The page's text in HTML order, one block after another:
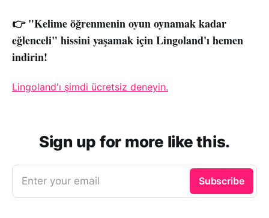
👉 "Kelime öğrenmenin oyun oynamak kadar
eğlenceli" hissini yaşamak için Lingoland'ı hemen
indirin!
Lingoland'ı şimdi ücretsiz deneyin.
Sign up for more like this.
Enter your email Subscribe